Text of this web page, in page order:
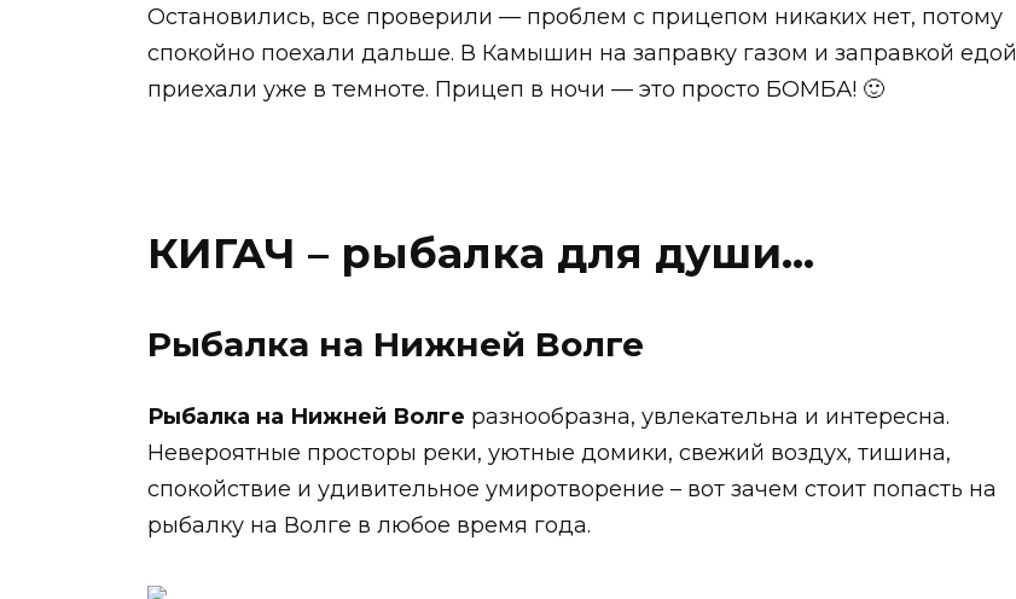
Остановились, все проверили — проблем с прицепом никаких нет, потому
спокойно поехали дальше. В Камышин на заправку газом и заправкой едой
приехали уже в темноте. Прицеп в ночи — это просто БОМБА! 🙂
КИГАЧ – рыбалка для души…
Рыбалка на Нижней Волге
Рыбалка на Нижней Волге разнообразна, увлекательна и интересна.
Невероятные просторы реки, уютные домики, свежий воздух, тишина,
спокойствие и удивительное умиротворение – вот зачем стоит попасть на
рыбалку на Волге в любое время года.